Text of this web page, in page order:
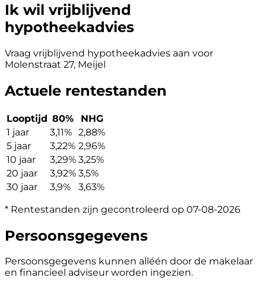
Ik wil vrijblijvend
hypotheekadvies
Vraag vrijblijvend hypotheekadvies aan voor
Molenstraat 27, Meijel
Actuele rentestanden
Looptijd 80%
NHG
1 jaar
3,11% 2,88%
5 jaar
3,22% 2,96%
10 jaar
3,29% 3,25%
20 jaar
3,92% 3,5%
30 jaar
3,9%
3,63%
* Rentestanden zijn gecontroleerd op 07-08-2026
Persoonsgegevens
Persoonsgegevens kunnen alléén door de makelaar
en financieel adviseur worden ingezien.